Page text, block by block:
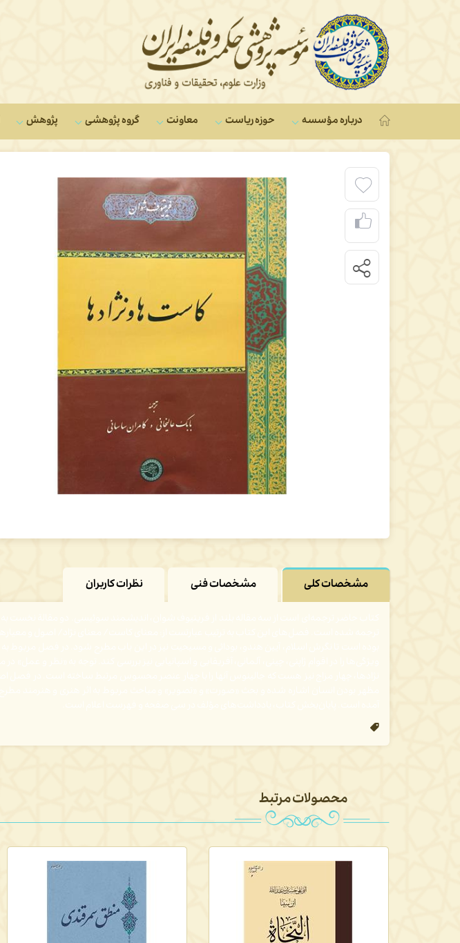
درباره مؤسسه حوزه ریاست معاونت‌ گروه‌ پژوهشی پژوهش
مشخصات کلی مشخصات فنی نظرات کاربران
محصولات مرتبط